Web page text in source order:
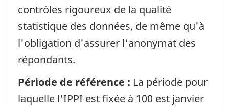
contrôles rigoureux de la qualité
statistique des données, de même qu'à
l'obligation d'assurer l'anonymat des
répondants.
Période de référence : La période pour
laquelle l'IPPI est fixée à 100 est janvier